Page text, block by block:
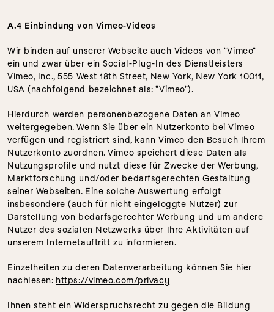
A.4 Einbindung von Vimeo-Videos
Wir binden auf unserer Webseite auch Videos von "Vimeo"
ein und zwar über ein Social-Plug-In des Dienstleisters
Vimeo, Inc., 555 West 18th Street, New York, New York 10011,
USA (nachfolgend bezeichnet als: "Vimeo").
Hierdurch werden personenbezogene Daten an Vimeo
weitergegeben. Wenn Sie über ein Nutzerkonto bei Vimeo
verfügen und registriert sind, kann Vimeo den Besuch Ihrem
Nutzerkonto zuordnen. Vimeo speichert diese Daten als
Nutzungsprofile und nutzt diese für Zwecke der Werbung,
Marktforschung und/oder bedarfsgerechten Gestaltung
seiner Webseiten. Eine solche Auswertung erfolgt
insbesondere (auch für nicht eingeloggte Nutzer) zur
Darstellung von bedarfsgerechter Werbung und um andere
Nutzer des sozialen Netzwerks über Ihre Aktivitäten auf
unserem Internetauftritt zu informieren.
Einzelheiten zu deren Datenverarbeitung können Sie hier
nachlesen: https://vimeo.com/privacy
Ihnen steht ein Widerspruchsrecht zu gegen die Bildung